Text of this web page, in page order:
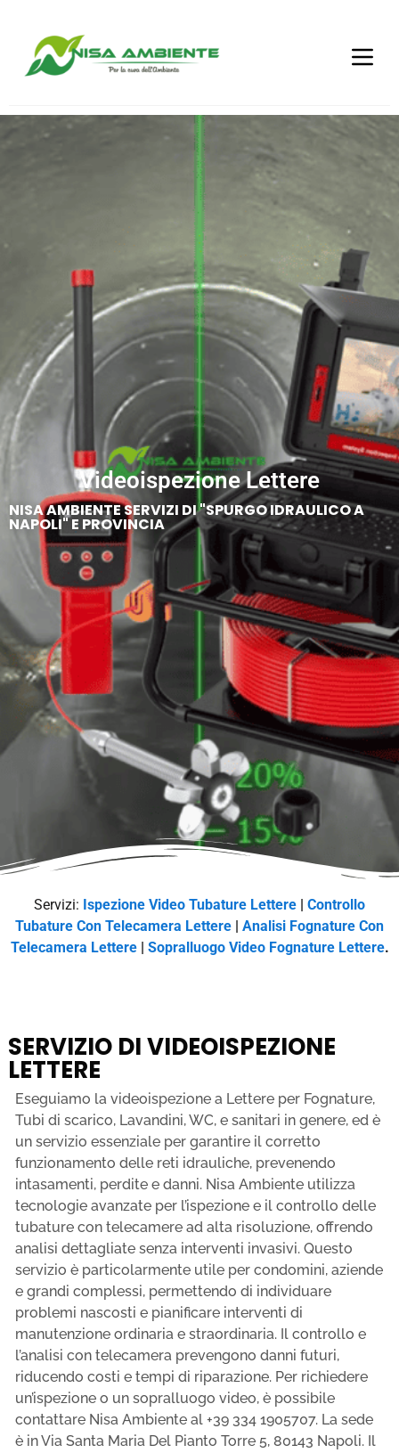
Videoispezione Lettere
NISA AMBIENTE SERVIZI DI "SPURGO IDRAULICO A
NAPOLI" E PROVINCIA
Servizi: Ispezione Video Tubature Lettere | Controllo
Tubature Con Telecamera Lettere | Analisi Fognature Con
Telecamera Lettere| Sopralluogo Video Fognature Lettere.
SERVIZIO DI VIDEOISPEZIONE
LETTERE
Eseguiamo la videoispezione a Lettere per Fognature,
Tubi di scarico, Lavandini, WC, e sanitari in genere, ed è
un servizio essenziale per garantire il corretto
funzionamento delle reti idrauliche, prevenendo
intasamenti, perdite e danni. Nisa Ambiente utilizza
tecnologie avanzate per l’ispezione e il controllo delle
tubature con telecamere ad alta risoluzione, offrendo
analisi dettagliate senza interventi invasivi. Questo
servizio è particolarmente utile per condomini, aziende
e grandi complessi, permettendo di individuare
problemi nascosti e pianificare interventi di
manutenzione ordinaria e straordinaria. Il controllo e
l’analisi con telecamera prevengono danni futuri,
riducendo costi e tempi di riparazione. Per richiedere
un’ispezione o un sopralluogo video, è possibile
contattare Nisa Ambiente al +39 334 1905707. La sede
è in Via Santa Maria Del Pianto Torre 5, 80143 Napoli. Il